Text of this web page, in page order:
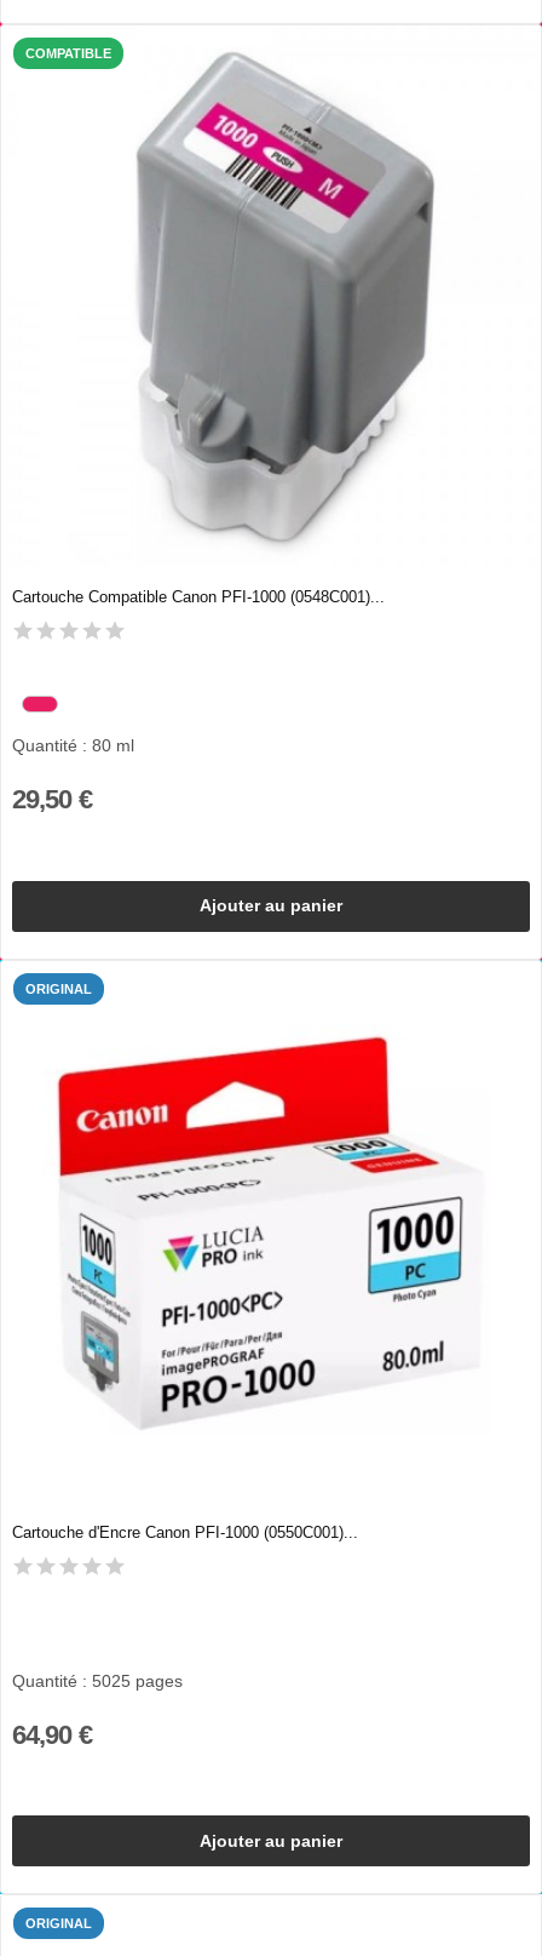
COMPATIBLE
Cartouche Compatible Canon PFI-1000 (0548C001)...
Quantité : 80 ml
29,50 €
Ajouter au panier
ORIGINAL
Cartouche d'Encre Canon PFI-1000 (0550C001)...
Quantité : 5025 pages
64,90 €
Ajouter au panier
ORIGINAL